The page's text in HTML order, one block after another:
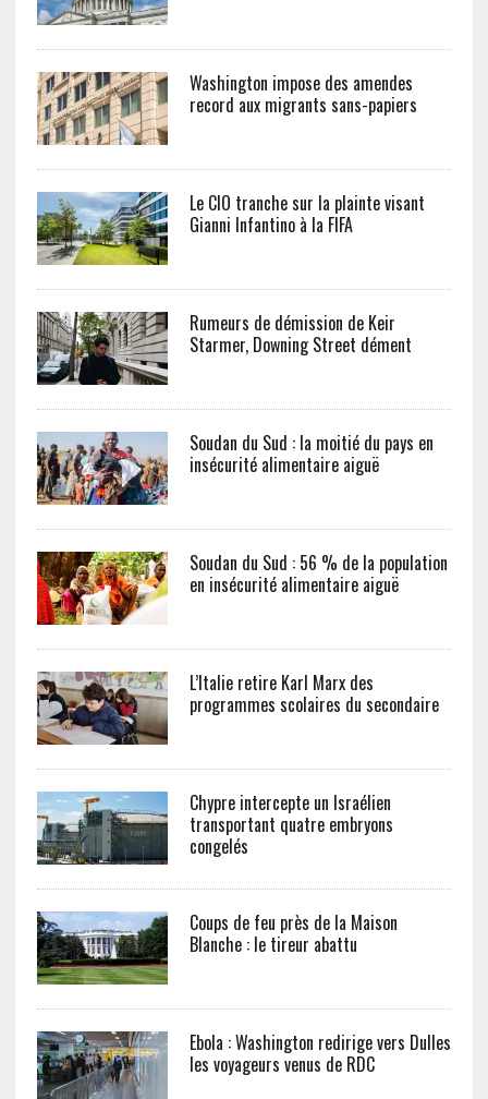
Washington impose des amendes
record aux migrants sans-papiers
Le CIO tranche sur la plainte visant
Gianni Infantino à la FIFA
Rumeurs de démission de Keir
Starmer, Downing Street dément
Soudan du Sud : la moitié du pays en
insécurité alimentaire aiguë
Soudan du Sud : 56 % de la population
en insécurité alimentaire aiguë
L’Italie retire Karl Marx des
programmes scolaires du secondaire
Chypre intercepte un Israélien
transportant quatre embryons
congelés
Coups de feu près de la Maison
Blanche : le tireur abattu
Ebola : Washington redirige vers Dulles
les voyageurs venus de RDC